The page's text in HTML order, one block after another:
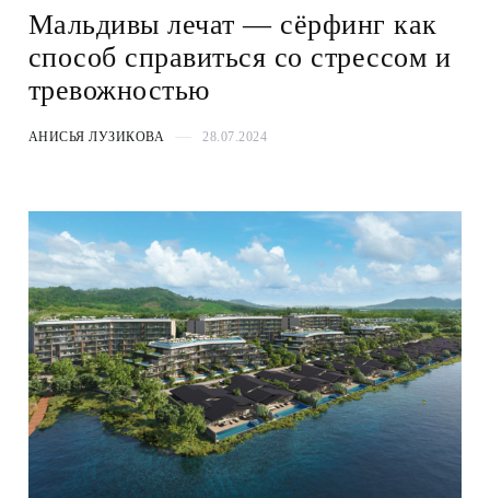
Мальдивы лечат — сёрфинг как
способ справиться со стрессом и
тревожностью
АНИСЬЯ ЛУЗИКОВА 28.07.2024